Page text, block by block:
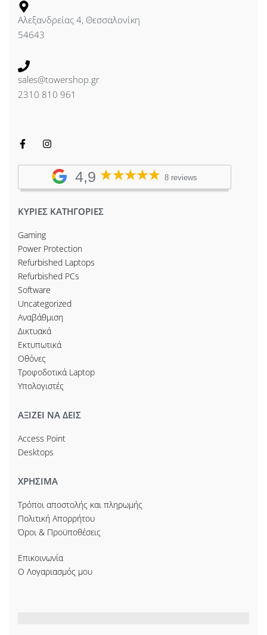
Αλεξανδρείας 4, Θεσσαλονίκη
54643
sales@towershop.gr
2310 810 961
4,9 8 reviews
ΚΥΡΙΕΣ ΚΑΤΗΓΟΡΙΕΣ
Gaming
Power Protection
Refurbished Laptops
Refurbished PCs
Software
Uncategorized
Αναβάθμιση
Δικτυακά
Εκτυπωτικά
Οθόνες
Τροφοδοτικά Laptop
Υπολογιστές
ΑΞΙΖΕΙ ΝΑ ΔΕΙΣ
Access Point
Desktops
ΧΡΗΣΙΜΑ
Τρόποι αποστολής και πληρωμής
Πολιτική Απορρήτου
Όροι & Προϋποθέσεις
Επικοινωνία
Ο Λογαριασμός μου